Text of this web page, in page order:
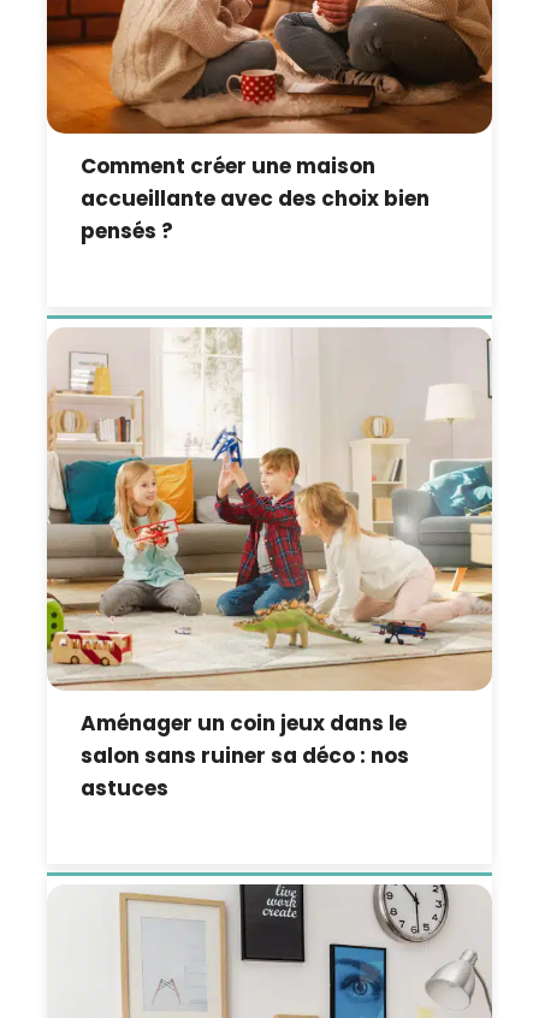
Comment créer une maison
accueillante avec des choix bien
pensés ?
Aménager un coin jeux dans le
salon sans ruiner sa déco : nos
astuces